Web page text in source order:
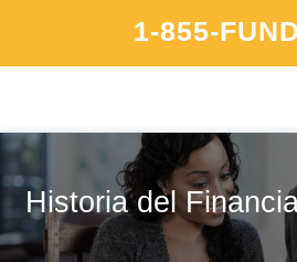
1-855-
Historia del